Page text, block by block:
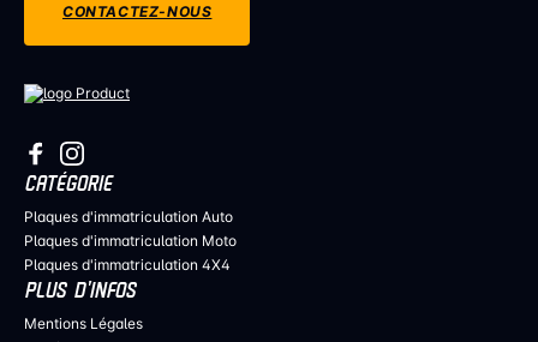
CONTACTEZ-NOUS
CATÉGORIE
Plaques d'immatriculation Auto
Plaques d'immatriculation Moto
Plaques d'immatriculation 4X4
PLUS D’INFOS
Mentions Légales